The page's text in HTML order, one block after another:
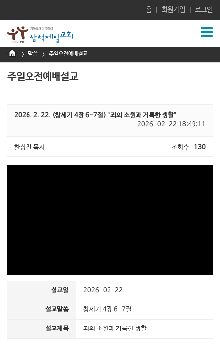
홈 회원가입 로그인
> 말씀 > 주일오전예배설교
주일오전예배설교
2026. 2. 22. (창세기 4장 6-7절) “죄의 소원과 거룩한 생활”
2026-02-22 18:49:11
한상진 목사 조회수 130
설교일 2026-02-22
설교말씀 창세기 4장 6-7절
설교제목 죄의 소원과 거룩한 생활